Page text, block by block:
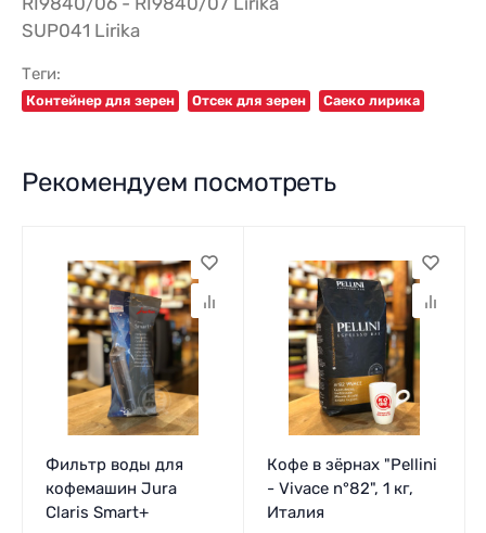
SUP041 Lirika
Теги:
Контейнер для зерен Отсек для зерен Саеко лирика
Рекомендуем посмотреть
Фильтр воды для
кофемашин Jura
Claris Smart+
Кофе в зёрнах "Pellini
- Vivace n°82", 1 кг,
Италия